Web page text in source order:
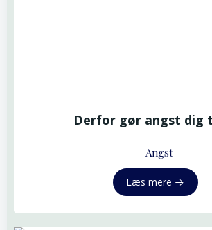
Derfor gør angst
Angst
Læs mere